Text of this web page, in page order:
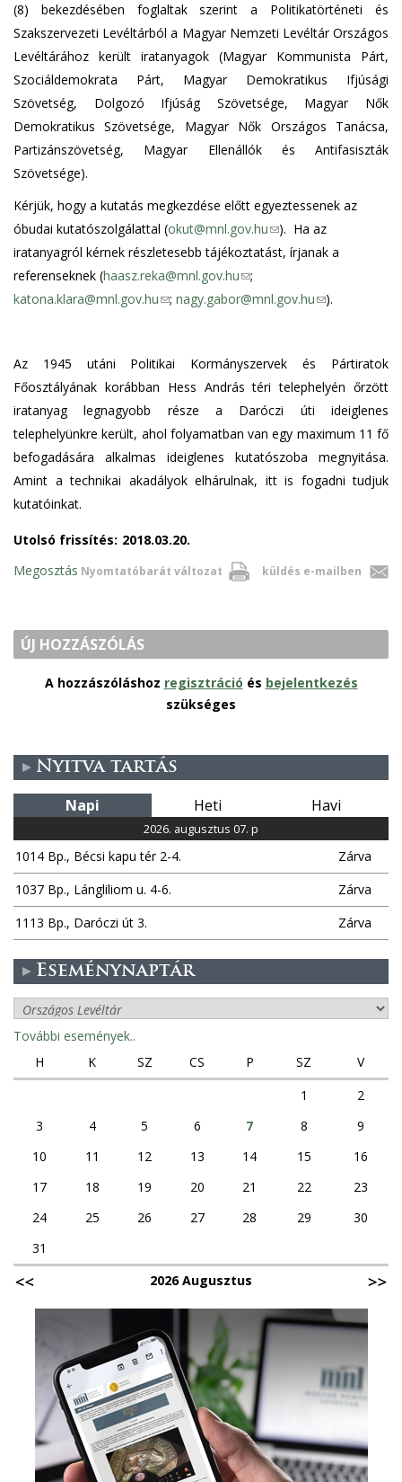
(8) bekezdésében foglaltak szerint a Politikatörténeti és
Szakszervezeti Levéltárból a Magyar Nemzeti Levéltár Országos
Levéltárához került iratanyagok (Magyar Kommunista Párt,
Szociáldemokrata Párt, Magyar Demokratikus Ifjúsági
Szövetség, Dolgozó Ifjúság Szövetsége, Magyar Nők
Demokratikus Szövetsége, Magyar Nők Országos Tanácsa,
Partizánszövetség, Magyar Ellenállók és Antifasiszták
Szövetsége).
Kérjük, hogy a kutatás megkezdése előtt egyeztessenek az
óbudai kutatószolgálattal (okut@mnl.gov.hu(
l
n
e
n
d
s
e
-
l
). Ha az
iratanyagról kérnek részletesebb tájékoztatást, írjanak a
referenseknek (haasz.reka@mnl.gov.hu(
l
k
s
e
n
d
s
a
l
;
katona.klara@mnl.gov.hu(
n
e
d
e
m
i
; nagy.gabor@mnl.gov.hu(
k
e
n
d
m
i
).
Az 1945 utáni Politikai Kormányszervek és Pártiratok
Főosztályának korábban Hess András téri telephelyén őrzött
iratanyag legnagyobb része a Daróczi úti ideiglenes
telephelyünkre került, ahol folyamatban van egy maximum 11 fő
befogadására alkalmas ideiglenes kutatószoba megnyitása.
Amint a technikai akadályok elhárulnak, itt is fogadni tudjuk
kutatóinkat.
Utolsó frissítés: 2018.03.20.
Nyomtatóbarát változat küldés e-mailben
Megosztás
ÚJ HOZZÁSZÓLÁS
A hozzászóláshoz regisztráció és bejelentkezés
szükséges
Nyitva tartás
Napi Heti Havi
2026. augusztus 07. p
1014 Bp., Bécsi kapu tér 2-4.
Zárva
1037 Bp., Lángliliom u. 4-6.
Zárva
1113 Bp., Daróczi út 3.
Zárva
Eseménynaptár
További események..
H
K SZ CS P SZ
V
1
2
3
4 5 6 7 8
9
10
11 12 13 14 15
16
17
18 19 20 21 22
23
24
25 26 27 28 29
30
31
2026 Augusztus